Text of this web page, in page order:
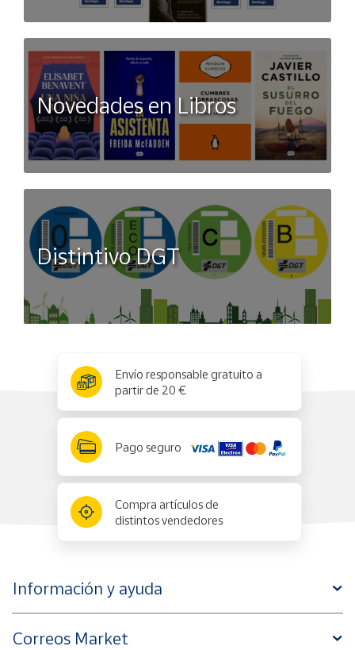
Novedades en Libros
Distintivo DGT
Envío responsable gratuito a
partir de 20 €
Pago seguro
Compra artículos de
distintos vendedores
Información y ayuda
Correos Market